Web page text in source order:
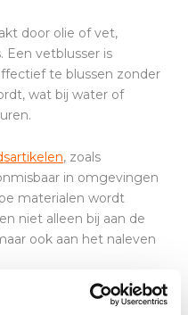
door olie of vet,
Een vetblusser is
te blussen zonder
wat bij water of
, zoals
in omgevingen
materialen wordt
niet alleen bij aan de
ook aan het naleven
voor de